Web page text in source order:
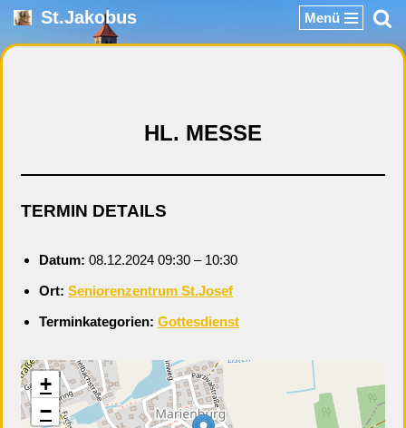
Zum
St.Jakobus Menü
HL. MESSE
TERMIN DETAILS
Datum: 08.12.2024 09:30 – 10:30
Ort: Seniorenzentrum St.Josef
Terminkategorien: Gottesdienst
+
−